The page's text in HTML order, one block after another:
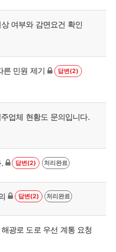
여부와 감면요건 확인
른 민원 제기
답변(2)
업체 현황도 문의입니다.
답변(2) 처리완료
답변(2) 처리완료
광로 도로 우선 계통 요청